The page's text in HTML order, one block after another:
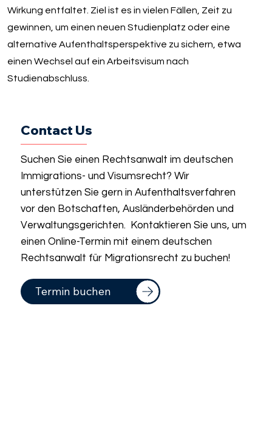
Wirkung entfaltet. Ziel ist es in vielen Fällen, Zeit zu
gewinnen, um einen neuen Studienplatz oder eine
alternative Aufenthaltsperspektive zu sichern, etwa
einen Wechsel auf ein Arbeitsvisum nach
Studienabschluss.
Contact Us
Suchen Sie einen Rechtsanwalt im deutschen
Immigrations- und Visumsrecht? Wir
unterstützen Sie gern in Aufenthaltsverfahren
vor den Botschaften, Ausländerbehörden und
Verwaltungsgerichten. Kontaktieren Sie uns, um
einen Online-Termin mit einem deutschen
Rechtsanwalt für Migrationsrecht zu buchen!
Termin buchen